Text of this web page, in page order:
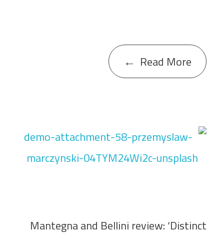
Read More
Mantegna and Bellini review: ‘Distinct